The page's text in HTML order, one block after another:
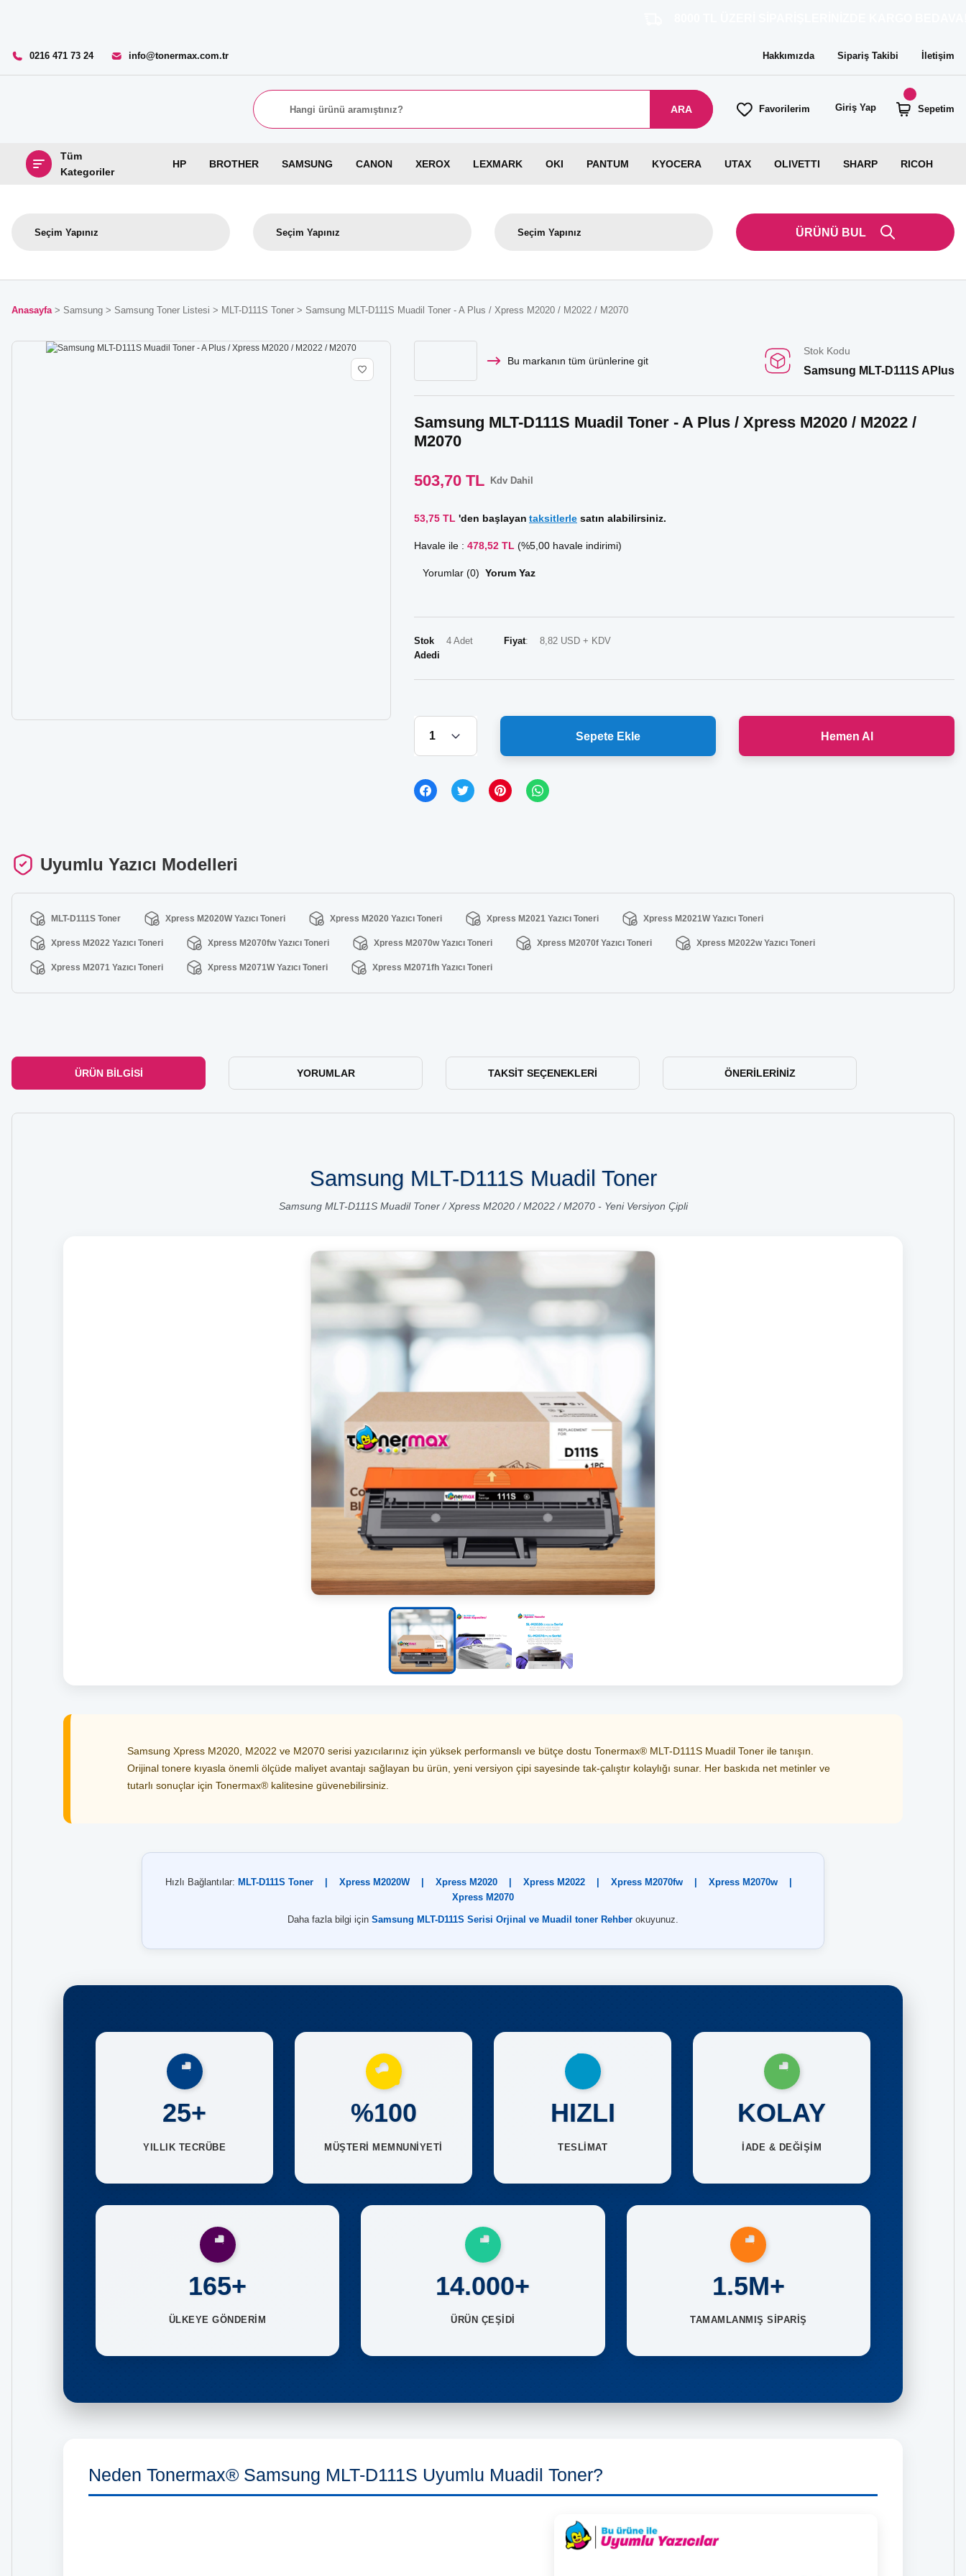
0216 471 73 24 info@tonermax.com.tr Hakkımızda Sipariş Takibi İletişim
ARA Favorilerim Giriş Yap Sepetim
Tüm
Kategoriler
HP BROTHER SAMSUNG CANON XEROX LEXMARK OKI PANTUM KYOCERA UTAX OLIVETTI SHARP RICOH
ÜRÜNÜ BUL
Anasayfa Samsung Samsung Toner Listesi MLT-D111S Toner Samsung MLT-D111S Muadil Toner - A Plus / Xpress M2020 / M2022 / M2070
Bu markanın tüm ürünlerine git
Stok Kodu
Samsung MLT-D111S APlus
Samsung MLT-D111S Muadil Toner - A Plus / Xpress M2020 / M2022 /
M2070
503,70 TL Kdv Dahil
53,75 TL 'den başlayan taksitlerle satın alabilirsiniz.
Havale ile : 478,52 TL (%5,00 havale indirimi)
Yorumlar (0) Yorum Yaz
Stok
Adedi
4 Adet Fiyat 8,82 USD + KDV
Sepete Ekle Hemen Al
Uyumlu Yazıcı Modelleri
MLT-D111S Toner Xpress M2020W Yazıcı Toneri Xpress M2020 Yazıcı Toneri Xpress M2021 Yazıcı Toneri Xpress M2021W Yazıcı Toneri
Xpress M2022 Yazıcı Toneri Xpress M2070fw Yazıcı Toneri Xpress M2070w Yazıcı Toneri Xpress M2070f Yazıcı Toneri Xpress M2022w Yazıcı Toneri
Xpress M2071 Yazıcı Toneri Xpress M2071W Yazıcı Toneri Xpress M2071fh Yazıcı Toneri
ÜRÜN BILGISI YORUMLAR TAKSIT SEÇENEKLERI ÖNERILERINIZ
Samsung MLT-D111S Muadil Toner
Samsung MLT-D111S Muadil Toner / Xpress M2020 / M2022 / M2070 - Yeni Versiyon Çipli
Samsung Xpress M2020, M2022 ve M2070 serisi yazıcılarınız için yüksek performanslı ve bütçe dostu Tonermax® MLT-D111S Muadil Toner ile tanışın.
Orijinal tonere kıyasla önemli ölçüde maliyet avantajı sağlayan bu ürün, yeni versiyon çipi sayesinde tak-çalıştır kolaylığı sunar. Her baskıda net metinler ve
tutarlı sonuçlar için Tonermax® kalitesine güvenebilirsiniz.
Hızlı Bağlantılar: MLT-D111S Toner Xpress M2020W Xpress M2020 Xpress M2022 Xpress M2070fw Xpress M2070w
Xpress M2070
Daha fazla bilgi için Samsung MLT-D111S Serisi Orjinal ve Muadil toner Rehber okuyunuz.
25+
YILLIK TECRÜBE
%100
MÜŞTERİ MEMNUNİYETİ
HIZLI
TESLİMAT
KOLAY
İADE & DEĞİŞİM
165+
ÜLKEYE GÖNDERİM
14.000+
ÜRÜN ÇEŞİDİ
1.5M+
TAMAMLANMIŞ SİPARİŞ
Neden Tonermax® Samsung MLT-D111S Uyumlu Muadil Toner?